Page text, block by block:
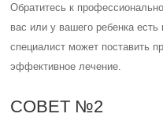
Обратитесь к
вас или у вашего ребенка
специалист может поставить
эффективное лечение.
СОВЕТ №2